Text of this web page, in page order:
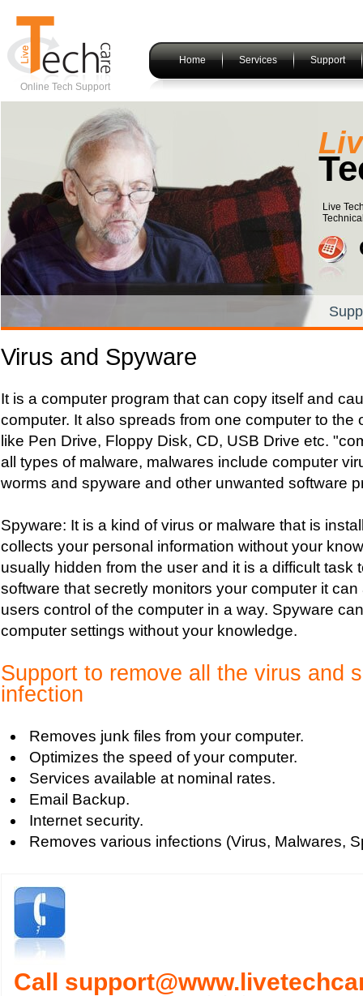
Online Tech Support
Home Services Support
Live
Virus and Spyware
It is a computer program that can copy itself and
computer. It also spreads from one computer to the
like Pen Drive, Floppy Disk, CD, USB Drive etc.
all types of malware, malwares include computer
worms and spyware and other unwanted software
Spyware: It is a kind of virus or malware that is
collects your personal information without your
usually hidden from the user and it is a difficult task
software that secretly monitors your computer it
users control of the computer in a way. Spyware
computer settings without your knowledge.
Support to remove all the virus and
infection
Removes junk files from your computer.
Optimizes the speed of your computer.
Services available at nominal rates.
Email Backup.
Internet security.
Removes various infections (Virus, Malwares,
Call